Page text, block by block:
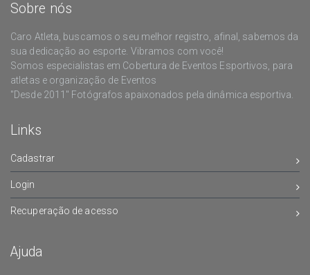
Sobre nós
Caro Atleta, buscamos o seu melhor registro, afinal, sabemos da
sua dedicação ao esporte. Vibramos com você!
Somos especialistas em Cobertura de Eventos Esportivos, para
atletas e organização de Eventos
"Desde 2011" Fotógrafos apaixonados pela dinâmica esportiva.
Links
Cadastrar
Login
Recuperação de acesso
Ajuda